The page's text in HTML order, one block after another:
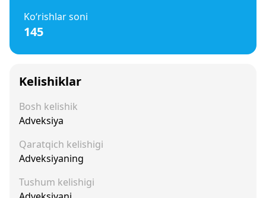
Ko‘rishlar soni
145
Kelishiklar
Bosh kelishik
Adveksiya
Qaratqich kelishigi
Adveksiyaning
Tushum kelishigi